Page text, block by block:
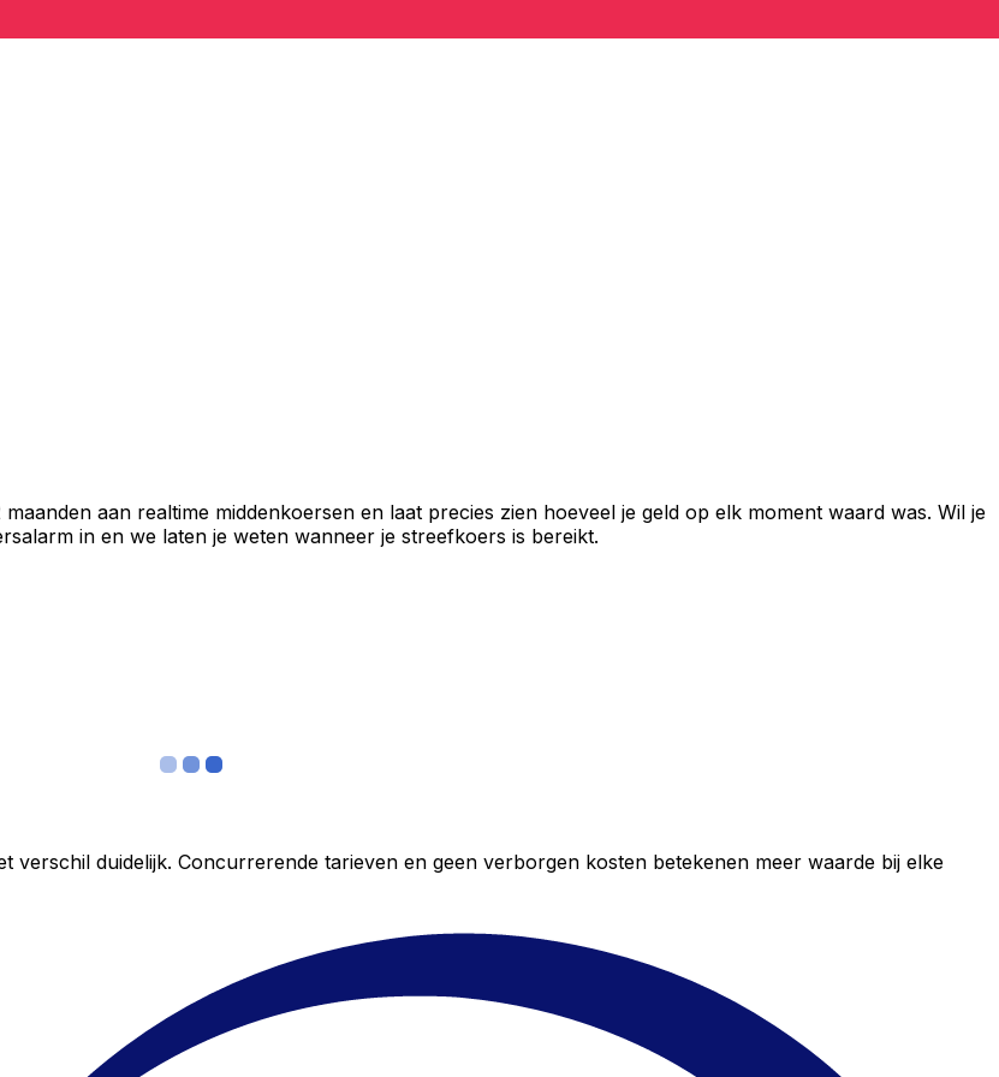
aan realtime middenkoersen en laat precies zien hoeveel je geld op elk moment waard was. Wil je
in en we laten je weten wanneer je streefkoers is bereikt.
verschil duidelijk. Concurrerende tarieven en geen verborgen kosten betekenen meer waarde bij elke